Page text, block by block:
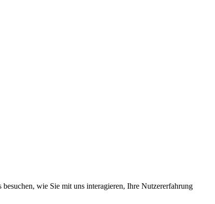
wie Sie mit uns interagieren, Ihre Nutzererfahrung